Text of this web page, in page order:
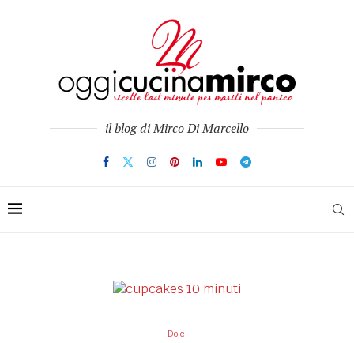
il blog di Mirco Di Marcello
Dolci